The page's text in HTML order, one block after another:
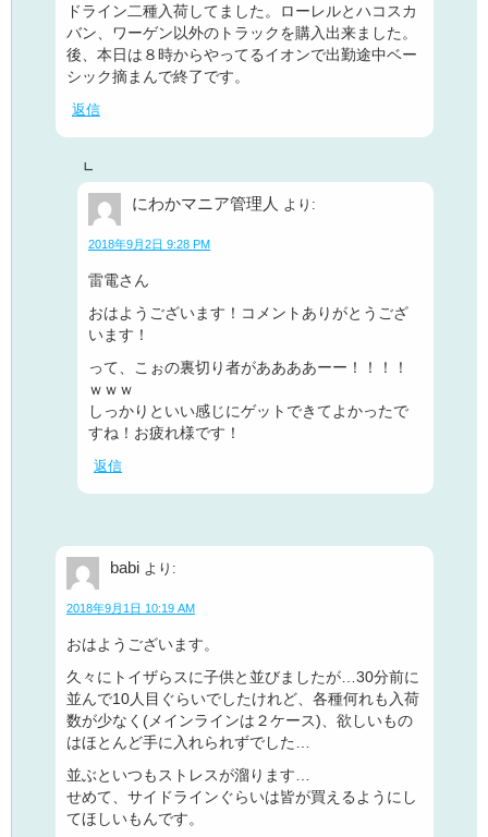
ドライン二種入荷してました。ローレルとハコスカ
バン、ワーゲン以外のトラックを購入出来ました。
後、本日は８時からやってるイオンで出勤途中ベー
シック摘まんで終了です。
返信
にわかマニア管理人 より:
2018年9月2日 9:28 PM
雷電さん
おはようございます！コメントありがとうござ
います！
って、こぉの裏切り者がああああーー！！！！
ｗｗｗ
しっかりといい感じにゲットできてよかったで
すね！お疲れ様です！
返信
babi より:
2018年9月1日 10:19 AM
おはようございます。
久々にトイザらスに子供と並びましたが…30分前に
並んで10人目ぐらいでしたけれど、各種何れも入荷
数が少なく(メインラインは２ケース)、欲しいもの
はほとんど手に入れられずでした…
並ぶといつもストレスが溜ります…
せめて、サイドラインぐらいは皆が買えるようにし
てほしいもんです。